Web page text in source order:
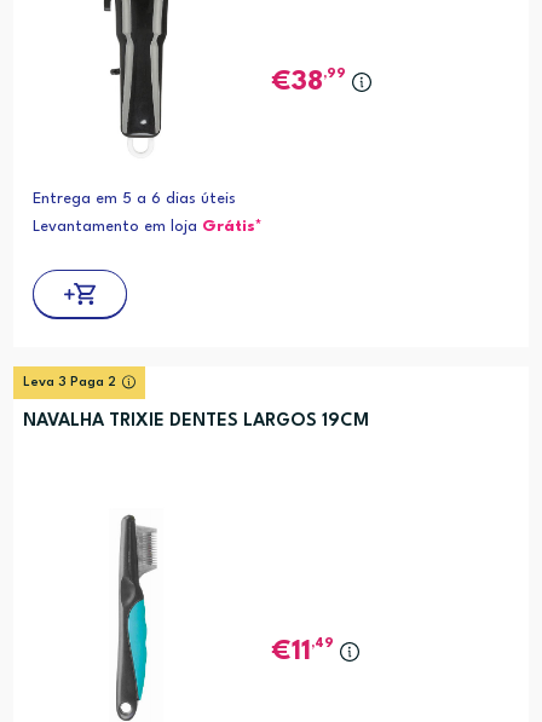
38,99
Entrega em 5 a 6 dias úteis
Levantamento em loja Grátis*
Leva 3 Paga 2
NAVALHA TRIXIE DENTES LARGOS 19CM
11 ,49